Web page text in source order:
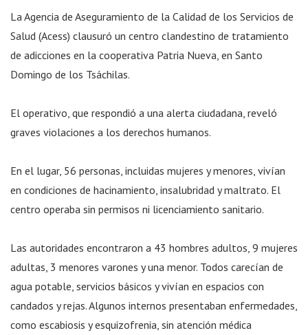
La Agencia de Aseguramiento de la Calidad de los Servicios de
Salud (Acess) clausuró un centro clandestino de tratamiento
de adicciones en la cooperativa Patria Nueva, en Santo
Domingo de los Tsáchilas.
El operativo, que respondió a una alerta ciudadana, reveló
graves violaciones a los derechos humanos.
En el lugar, 56 personas, incluidas mujeres y menores, vivían
en condiciones de hacinamiento, insalubridad y maltrato. El
centro operaba sin permisos ni licenciamiento sanitario.
Las autoridades encontraron a 43 hombres adultos, 9 mujeres
adultas, 3 menores varones y una menor. Todos carecían de
agua potable, servicios básicos y vivían en espacios con
candados y rejas. Algunos internos presentaban enfermedades,
como escabiosis y esquizofrenia, sin atención médica